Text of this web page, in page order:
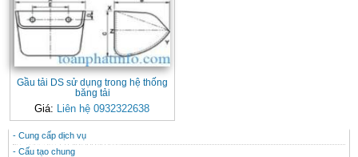
Gầu tải DS sử dụng trong hệ thống
băng tải
Giá: Liên hệ 0932322638
CONTACT
THÔNG TIN HỮU ÍCH
- Cung cấp dịch vụ
- Cấu tạo chung